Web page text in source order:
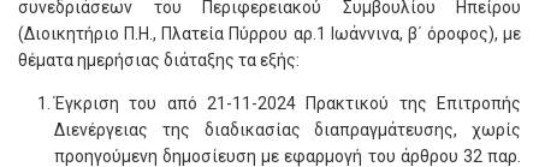
συνεδριάσεων του Περιφερειακού Συμβουλίου Ηπείρου
(Διοικητήριο Π.Η., Πλατεία Πύρρου αρ.1 Ιωάννινα, β΄ όροφος), με
θέματα ημερήσιας διάταξης τα εξής:
Έγκριση του από 21-11-2024 Πρακτικού της Επιτροπής
Διενέργειας της διαδικασίας διαπραγμάτευσης, χωρίς
προηγούμενη δημοσίευση με εφαρμογή του άρθρου 32 παρ.